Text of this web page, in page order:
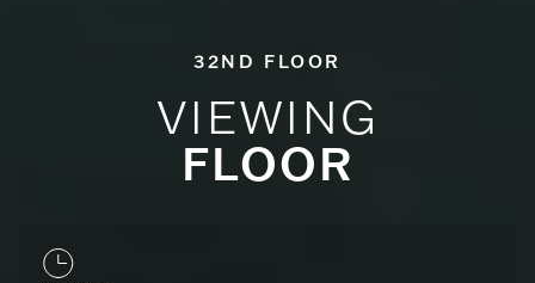
32ND FLOOR
VIEWING
FLOOR